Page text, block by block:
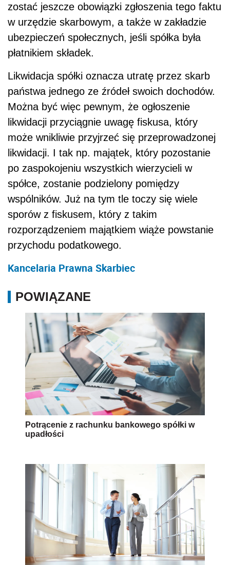
zostać jeszcze obowiązki zgłoszenia tego faktu
w urzędzie skarbowym, a także w zakładzie
ubezpieczeń społecznych, jeśli spółka była
płatnikiem składek.
Likwidacja spółki oznacza utratę przez skarb
państwa jednego ze źródeł swoich dochodów.
Można być więc pewnym, że ogłoszenie
likwidacji przyciągnie uwagę fiskusa, który
może wnikliwie przyjrzeć się przeprowadzonej
likwidacji. I tak np. majątek, który pozostanie
po zaspokojeniu wszystkich wierzycieli w
spółce, zostanie podzielony pomiędzy
wspólników. Już na tym tle toczy się wiele
sporów z fiskusem, który z takim
rozporządzeniem majątkiem wiąże powstanie
przychodu podatkowego.
Kancelaria Prawna Skarbiec
POWIĄZANE
Potrącenie z rachunku bankowego spółki w
upadłości